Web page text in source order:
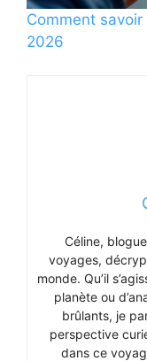
Comment
2026
Céline,
voyages,
monde. Qu’il
planète ou
brûlants, je
perspective
dans ce